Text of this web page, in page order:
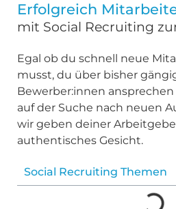
Erfolgreich
mit Social Recruiting
Egal ob du schnell neue
musst, du über bisher
Bewerber:innen
auf der Suche nach neuen
wir geben deiner
authentisches Gesicht.
Social Recruiting Themen